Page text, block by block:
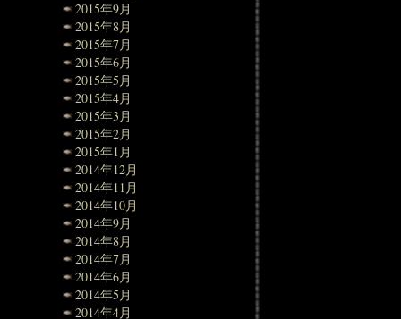
2015年9月
2015年8月
2015年7月
2015年6月
2015年5月
2015年4月
2015年3月
2015年2月
2015年1月
2014年12月
2014年11月
2014年10月
2014年9月
2014年8月
2014年7月
2014年6月
2014年5月
2014年4月